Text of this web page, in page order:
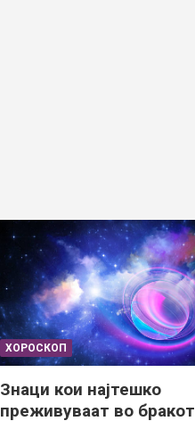
ХОРОСКОП
Знаци кои најтешко
преживуваат во бракот